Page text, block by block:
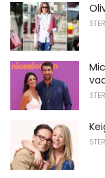
STER
STER
STER